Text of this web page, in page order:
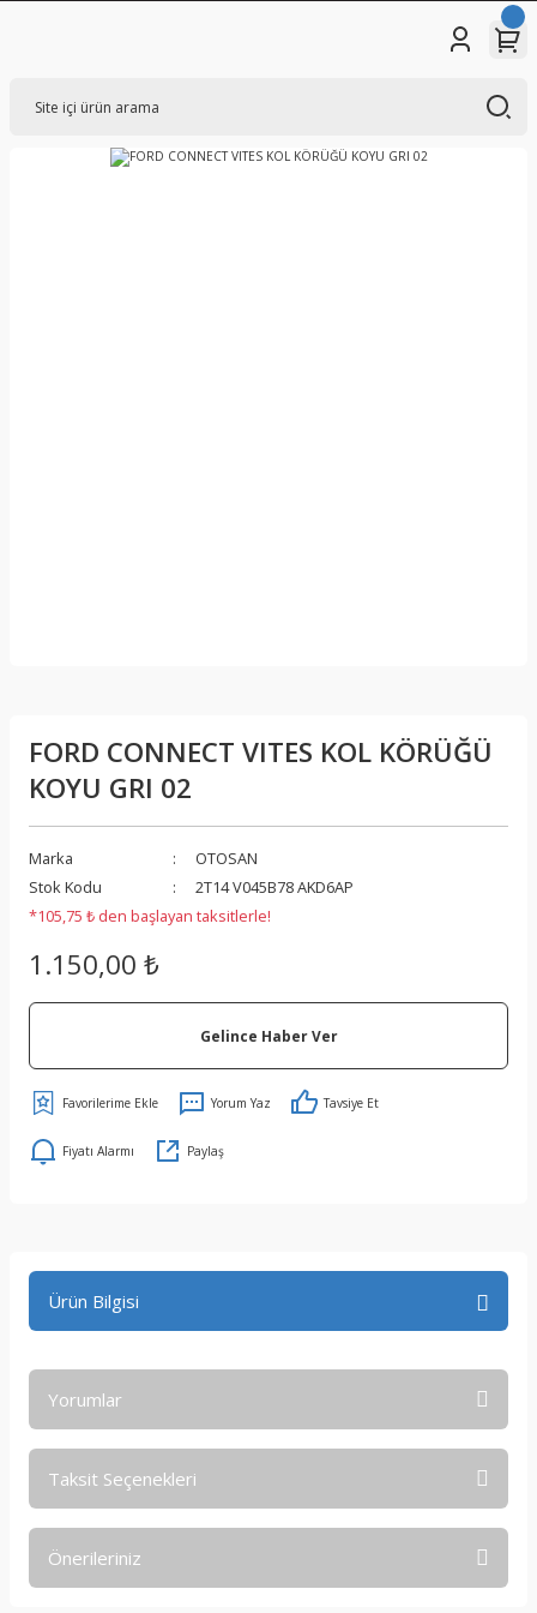
FORD CONNECT VITES KOL KÖRÜĞÜ
KOYU GRI 02
Marka
OTOSAN
Stok Kodu
2T14 V045B78 AKD6AP
*105,75 ₺ den başlayan taksitlerle!
1.150,00 ₺
Gelince Haber Ver
Yorum Yaz Tavsiye Et
Fiyatı Alarmı Paylaş
Ürün Bilgisi
Yorumlar
Taksit Seçenekleri
Önerileriniz